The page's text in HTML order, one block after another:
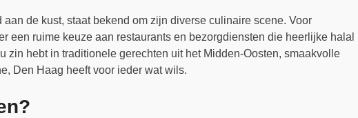
aan de kust, staat bekend om zijn diverse culinaire scene. Voor
een ruime keuze aan restaurants en bezorgdiensten die heerlijke halal
zin hebt in traditionele gerechten uit het Midden-Oosten, smaakvolle
Den Haag heeft voor ieder wat wils.